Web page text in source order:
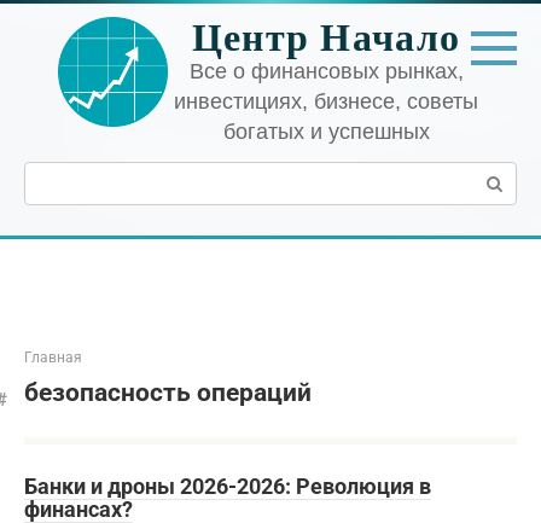
Перейти
контенту
Центр Начало
Все о финансовых рынках,
инвестициях, бизнесе, советы
богатых и успешных
Поиск:
Главная
безопасность операций
Банки и дроны 2026-2026: Революция в
финансах?